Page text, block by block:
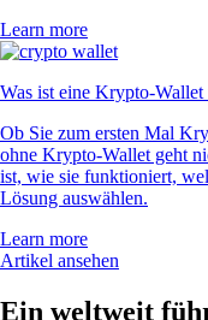
Learn more
Was ist eine Krypto-
Ob Sie zum ersten Mal
ohne Krypto-Wallet geht
ist, wie sie funktioniert,
Lösung auswählen.
Learn more
Artikel ansehen
Ein weltweit